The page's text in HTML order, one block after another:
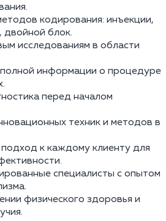
кодирования: инъекции,
двойной блок.
исследованиям в области
информации о процедуре
перед началом
техник и методов в
к каждому клиенту для
специалисты с опытом
физического здоровья и